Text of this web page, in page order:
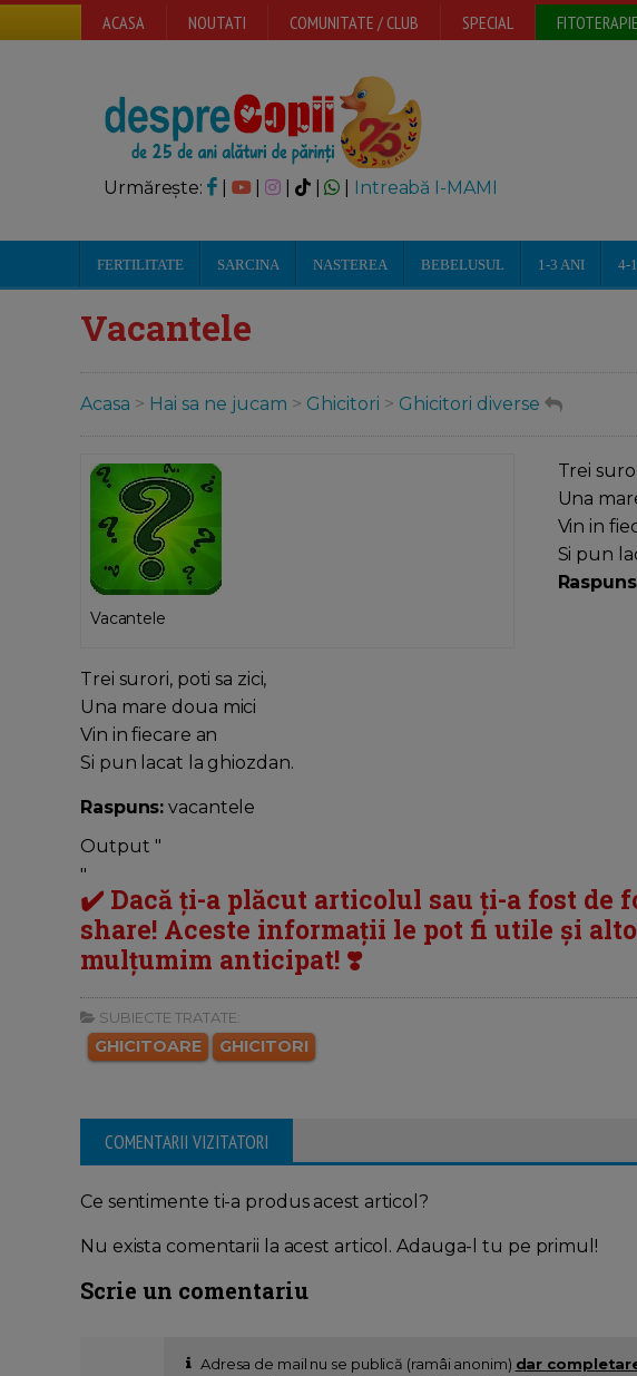
ACASA NOUTATI COMUNITATE / CLUB SPECIAL FITOTERAPIE
Urmărește: | | Intreabă I-MAMI
FERTILITATE SARCINA NASTEREA BEBELUSUL 1-3 ANI 4-
Vacantele
Acasa > Hai sa ne jucam > Ghicitori > Ghicitori diverse
Vacantele
Trei
Una
Vin in
Si pun
Trei surori, poti sa zici,
Una mare doua mici
Vin in fiecare an
Si pun lacat la ghiozdan.
Raspuns: vacantele
Output "
"
✔️ Dacă ți-a plăcut articolul sau ți-a fost de
share! Aceste informații le pot fi utile și
mulțumim anticipat! ❣️
SUBIECTE TRATATE:
GHICITOARE GHICITORI
COMENTARII VIZITATORI
Ce sentimente ti-a produs acest articol?
Nu exista comentarii la acest articol. Adauga-l tu pe primul!
Scrie un comentariu
Adresa de mail nu se publică (ramâi anonim) dar